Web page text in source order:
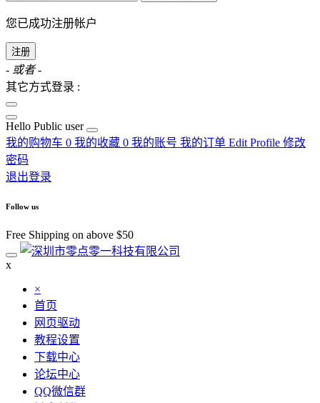
您已成功注册帐户
注册
- 或者 -
其它方式登录 :
Hello Public user
我的购物车 0 我的收藏 0 我的账号 我的订单 Edit Profile 修改
密码
退出登录
Follow us
Free Shipping on above $50
x
×
首页
网页驱动
教程设置
下载中心
论坛中心
QQ微信群